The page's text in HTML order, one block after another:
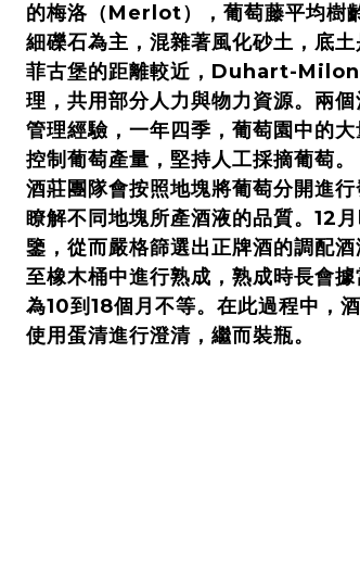
的梅洛（Merlot），葡萄藤平均樹
細礫石為主，混雜著風化砂土，底
菲古堡的距離較近，Duhart-
理，共用部分人力與物力資源。兩
管理經驗，一年四季，葡萄園中的
控制葡萄產量，堅持人工採摘葡萄。
酒莊團隊會按照地塊將葡萄分開進
瞭解不同地塊所產酒液的品質。12
鑒，從而嚴格篩選出正牌酒的調配
至橡木桶中進行熟成，熟成時長會
為10到18個月不等。在此過程中，
使用蛋清進行澄清，繼而裝瓶。